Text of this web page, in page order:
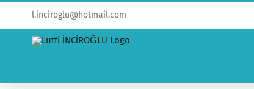
l.inciroglu@hotmail.com